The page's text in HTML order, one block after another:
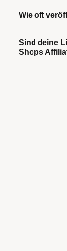
Wie oft
Sind deine
Shops